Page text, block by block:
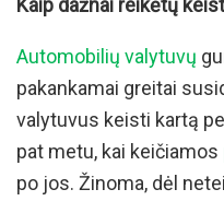
Automobilių valytuvų
pakankamai greitai
valytuvus keisti kartą
pat metu, kai keičiamos
po jos. Žinoma, dėl